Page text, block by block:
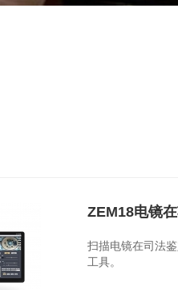
ZEM18电镜
扫描电镜在司法
工具。